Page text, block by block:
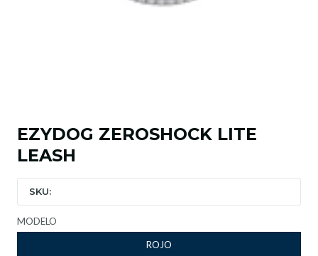
EZYDOG ZEROSHOCK LITE
LEASH
SKU:
MODELO
ROJO